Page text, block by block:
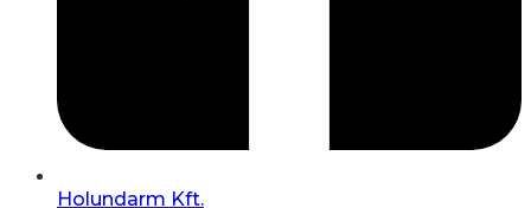
Holundarm Kft.